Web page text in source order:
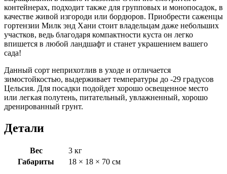
контейнерах, подходит также для групповых и монопосадок, в
качестве живой изгороди или бордюров. Приобрести саженцы
гортензии Милк энд Хани стоит владельцам даже небольших
участков, ведь благодаря компактности куста он легко
впишется в любой ландшафт и станет украшением вашего
сада!
Данный сорт неприхотлив в уходе и отличается
зимостойкостью, выдерживает температуры до -29 градусов
Цельсия. Для посадки подойдет хорошо освещенное место
или легкая полутень, питательный, увлажненный, хорошо
дренированный грунт.
Детали
Вес
3 кг
Габариты
18 × 18 × 70 см